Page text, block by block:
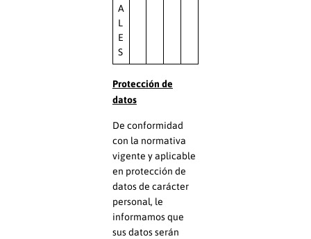
A
L
E
S
Protección de
datos
De conformidad
con la normativa
vigente y aplicable
en protección de
datos de carácter
personal, le
informamos que
sus datos serán